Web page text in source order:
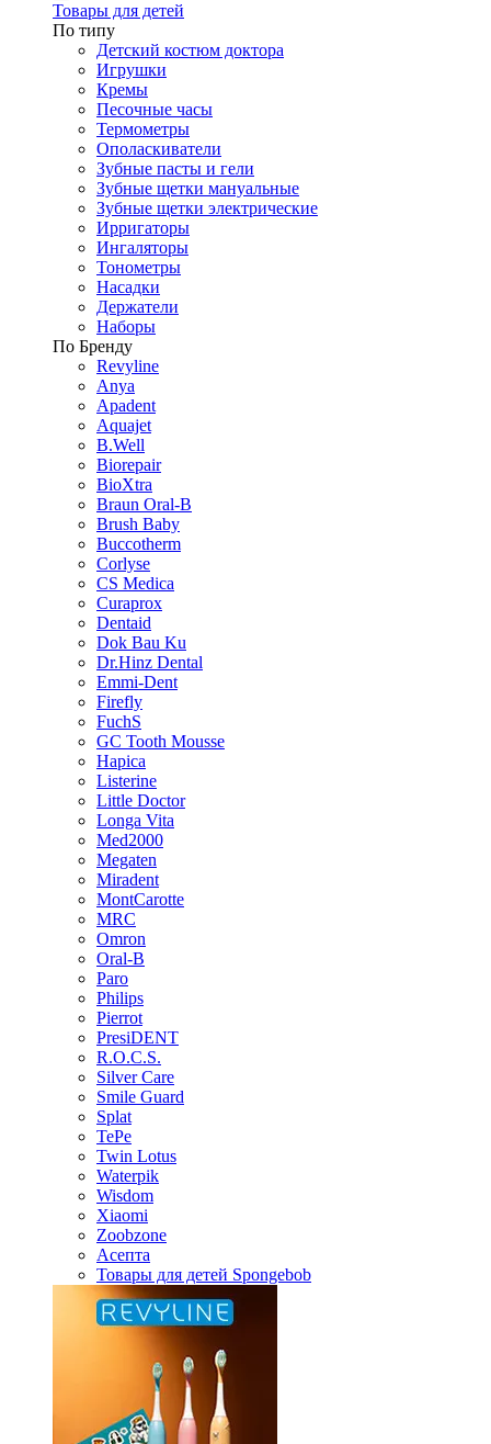
Товары для детей
По типу
Детский костюм доктора
Игрушки
Кремы
Песочные часы
Термометры
Ополаскиватели
Зубные пасты и гели
Зубные щетки мануальные
Зубные щетки электрические
Ирригаторы
Ингаляторы
Тонометры
Насадки
Держатели
Наборы
По Бренду
Revyline
Anya
Apadent
Aquajet
B.Well
Biorepair
BioXtra
Braun Oral-B
Brush Baby
Buccotherm
Corlyse
CS Medica
Curaprox
Dentaid
Dok Bau Ku
Dr.Hinz Dental
Emmi-Dent
Firefly
FuchS
GC Tooth Mousse
Hapica
Listerine
Little Doctor
Longa Vita
Med2000
Megaten
Miradent
MontCarotte
MRC
Omron
Oral-B
Paro
Philips
Pierrot
PresiDENT
R.O.C.S.
Silver Care
Smile Guard
Splat
TePe
Twin Lotus
Waterpik
Wisdom
Xiaomi
Zoobzone
Асепта
Товары для детей Spongebob